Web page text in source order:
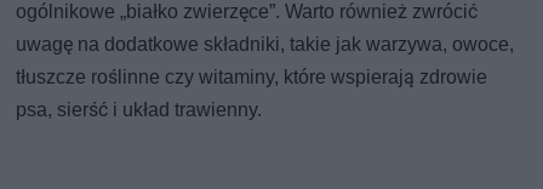
ogólnikowe „białko zwierzęce”. Warto również zwrócić
uwagę na dodatkowe składniki, takie jak warzywa, owoce,
tłuszcze roślinne czy witaminy, które wspierają zdrowie
psa, sierść i układ trawienny.